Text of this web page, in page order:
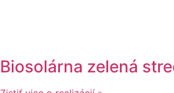
Biosolárna zelená